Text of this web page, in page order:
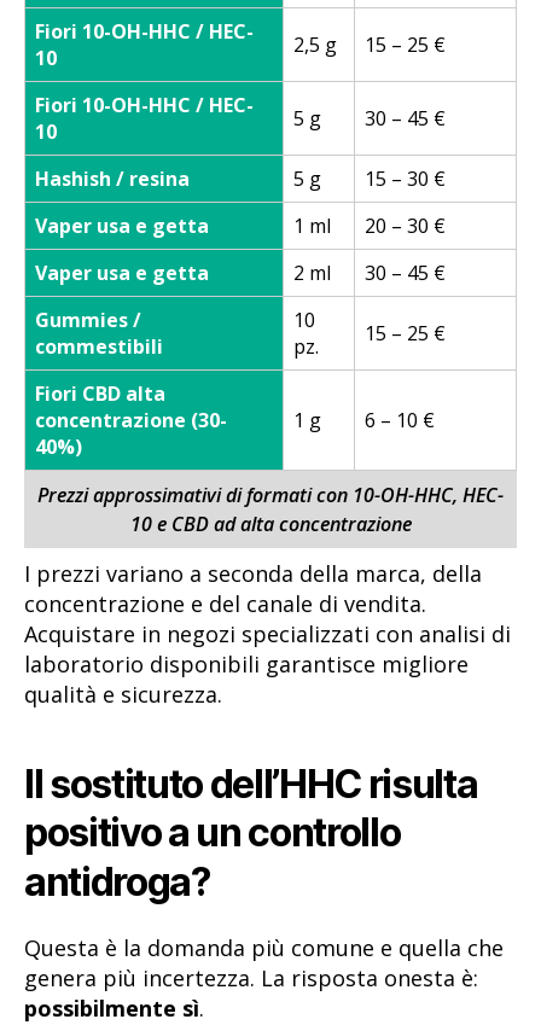
Prezzi approssimativi di formati con 10-OH-HHC, HEC-
10 e CBD ad alta concentrazione
Fiori 10-OH-HHC / HEC-
10
2,5 g 15 – 25 €
Fiori 10-OH-HHC / HEC-
10
5 g 30 – 45 €
Hashish / resina 5 g
15 – 30 €
Vaper usa e getta
1 ml
20 – 30 €
Vaper usa e getta
2 ml
30 – 45 €
Gummies /
commestibili
10
pz.
15 – 25 €
Fiori CBD alta
concentrazione (30-
40%)
1 g 6 – 10 €
I prezzi variano a seconda della marca, della
concentrazione e del canale di vendita.
Acquistare in negozi specializzati con analisi di
laboratorio disponibili garantisce migliore
qualità e sicurezza.
Il sostituto dell’HHC risulta
positivo a un controllo
antidroga?
Questa è la domanda più comune e quella che
genera più incertezza. La risposta onesta è:
possibilmente sì.